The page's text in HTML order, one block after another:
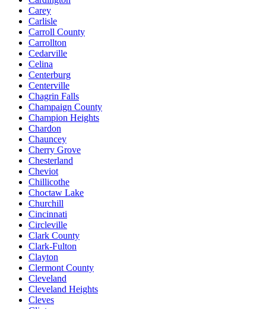
Carey
Carlisle
Carroll County
Carrollton
Cedarville
Celina
Centerburg
Centerville
Chagrin Falls
Champaign County
Champion Heights
Chardon
Chauncey
Cherry Grove
Chesterland
Cheviot
Chillicothe
Choctaw Lake
Churchill
Cincinnati
Circleville
Clark County
Clark-Fulton
Clayton
Clermont County
Cleveland
Cleveland Heights
Cleves